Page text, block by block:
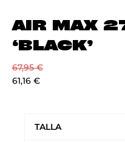
AIR MAX
‘BLACK’
67,95€
61,16 €
TALLA